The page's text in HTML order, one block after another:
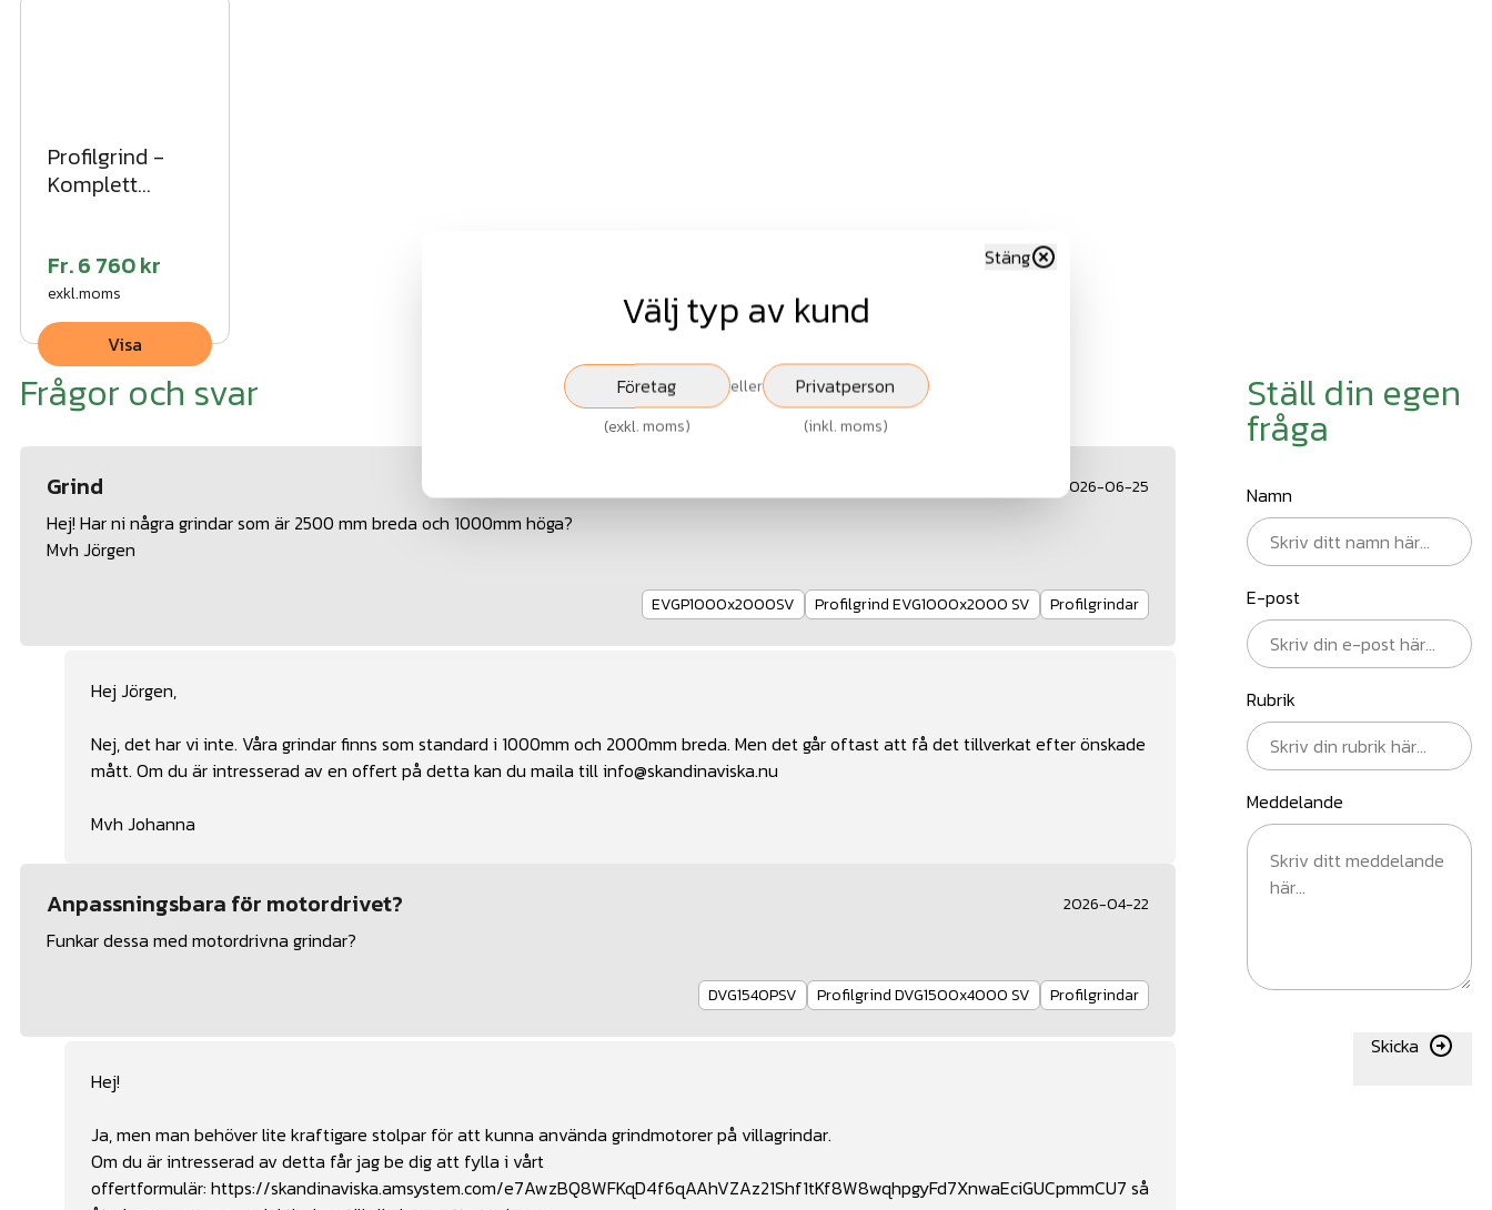
Profilgrind -
Komplett
Fr.6 760 kr
exkl.moms
Visa
Frågor och svar
2026-06-25
Grind
Hej! Har ni några grindar som är 2500 mm breda och 1000mm höga?
Mvh Jörgen
EVGP1000x2000SV Profilgrind EVG1000x2000 SV Profilgrindar
Hej Jörgen,
Nej, det har vi inte. Våra grindar finns som standard i 1000mm och 2000mm breda. Men det går oftast att få det tillverkat efter önskade
mått. Om du är intresserad av en offert på detta kan du maila tillinfo@skandinaviska.nu
Mvh Johanna
2026-04-22
Anpassningsbara för motordrivet?
Funkar dessa med motordrivna grindar?
DVG1540PSV Profilgrind DVG1500x4000 SV Profilgrindar
Hej!
Ja, men man behöver lite kraftigare stolpar för att kunna använda grindmotorer på villagrindar.
Om du är intresserad av detta får jag be dig att fylla i vårt
offertformulär: https://skandinaviska.amsystem.com/e7AwzBQ8WFKqD4f6qAAhVZAz21Shf1tKf8W8wqhpgyFd7XnwaEciGUCpmmCU7 så
Ställ din egen
fråga
Namn
E-post
Rubrik
Meddelande
Skicka
Välj typ av kund
Stäng
Företag
(exkl. moms)
eller Privatperson
(inkl. moms)